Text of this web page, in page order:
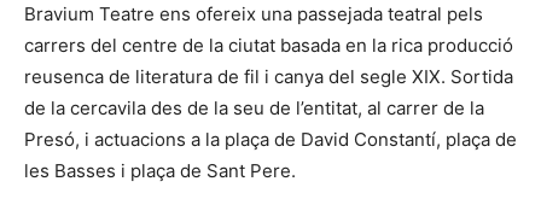
Bravium Teatre ens ofereix una passejada teatral pels
carrers del centre de la ciutat basada en la rica producció
reusenca de literatura de fil i canya del segle XIX. Sortida
de la cercavila des de la seu de l’entitat, al carrer de la
Presó, i actuacions a la plaça de David Constantí, plaça de
les Basses i plaça de Sant Pere.